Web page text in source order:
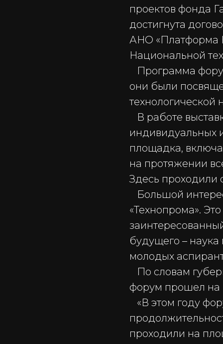
проектов фонда
достигнута
АНО «Платформа
Национальной
Программа
они были
технологической
В работе
индивидуальных
площадка,
на протяжении
Здесь проходили
Большой
«Технопрома».
будущего – наука
молодых
По словам
форум прошел на
«В этом году
проходили на